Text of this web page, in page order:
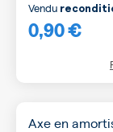
0,90 €
Vendu
Axe en